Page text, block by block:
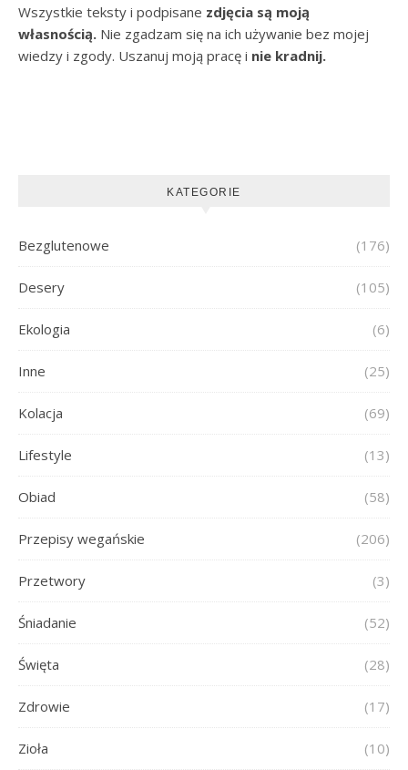
Wszystkie teksty i podpisane zdjęcia są moją
własnością. Nie zgadzam się na ich używanie bez mojej
wiedzy i zgody. Uszanuj moją pracę i nie kradnij.
KATEGORIE
Bezglutenowe (176)
Desery (105)
Ekologia (6)
Inne (25)
Kolacja (69)
Lifestyle (13)
Obiad (58)
Przepisy wegańskie (206)
Przetwory (3)
Śniadanie (52)
Święta (28)
Zdrowie (17)
Zioła (10)